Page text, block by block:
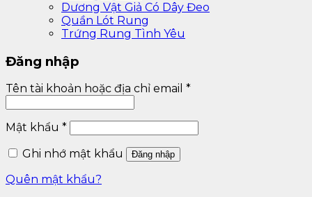
Dương Vật Giả Có Dây Đeo
Quần Lót Rung
Trứng Rung Tình Yêu
Đăng nhập
Tên tài khoản hoặc địa chỉ email *
Mật khẩu *
Ghi nhớ mật khẩu
Đăng nhập
Quên mật khẩu?